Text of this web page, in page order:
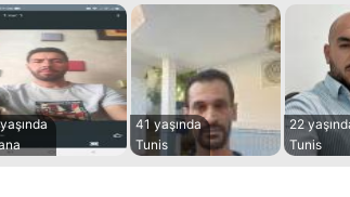
41 yaşında
Tunis
22
Tunis